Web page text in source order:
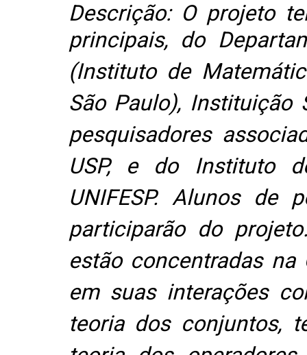
Descrição: O projeto
principais, do
(Instituto de
São Paulo),
pesquisadores
USP, e do Instituto
UNIFESP. Alunos de
participarão do
estão concentradas na
em suas interações
teoria dos conjuntos,